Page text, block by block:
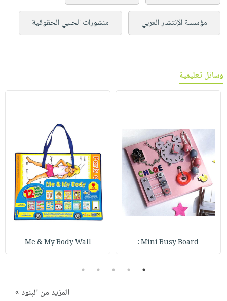
مؤسسة الإنتشار العربي منشورات الحلبي الحقوقية
وسائل تعليمية
Mini Busy Board :
Me & My Body Wall
1
2
3
4
5
المزيد من البنود »